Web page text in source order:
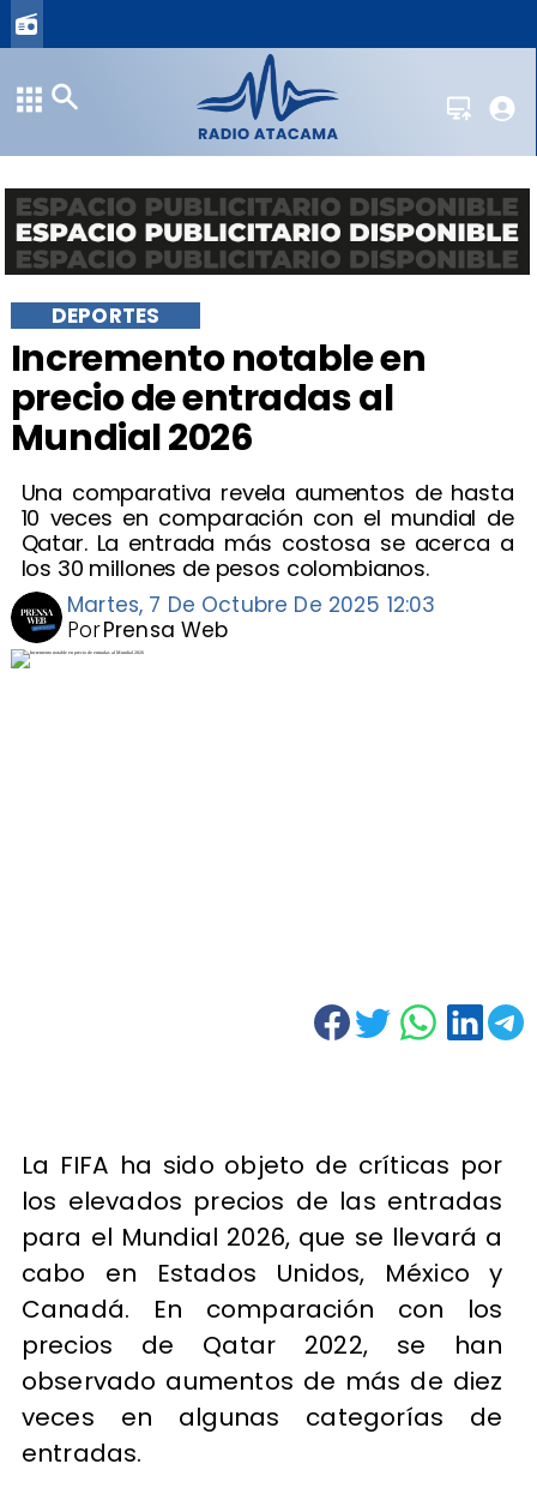
Incremento notable en
precio de entradas al
Mundial 2026
Una comparativa revela aumentos de hasta
10 veces en comparación con el mundial de
Qatar. La entrada más costosa se acerca a
los 30 millones de pesos colombianos.
DEPORTES
Martes, 7 De Octubre De 2025 12:03
Prensa Web
Por
La FIFA ha sido objeto de críticas por
los elevados precios de las entradas
para el Mundial 2026, que se llevará a
cabo en Estados Unidos, México y
Canadá. En comparación con los
precios de Qatar 2022, se han
observado aumentos de más de diez
veces en algunas categorías de
entradas.